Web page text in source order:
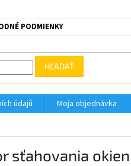
PODMIENKY
HĽADAŤ
údajů
Moja objednávka
sťahovania okien